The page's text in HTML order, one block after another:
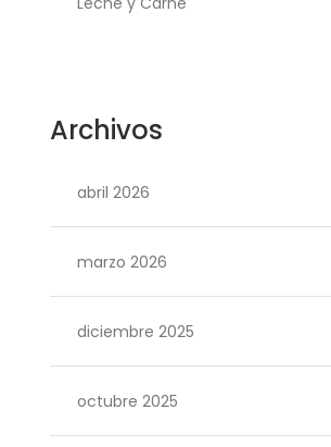
Archivos
abril 2026
marzo 2026
diciembre 2025
octubre 2025